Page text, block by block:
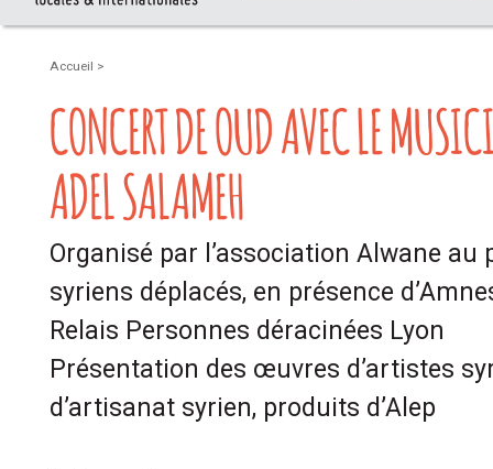
Accueil >
CONCERT DE OUD AVEC LE
ADEL SALAMEH
Organisé par l’association Alwane
syriens déplacés, en présence
Relais Personnes déracinées Lyon
Présentation des œuvres d’artistes
d’artisanat syrien, produits d’Alep